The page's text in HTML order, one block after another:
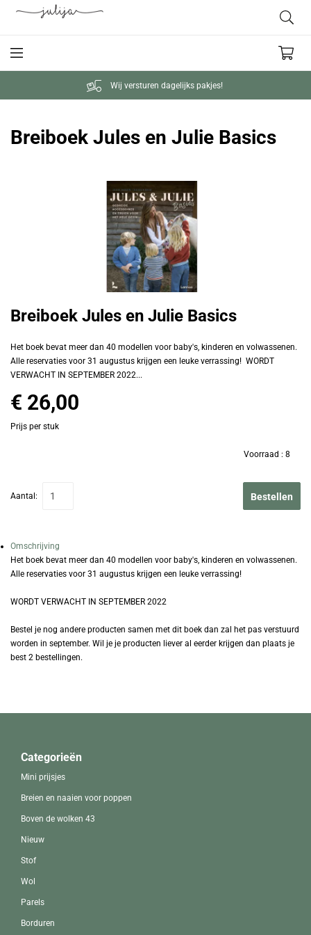
Wij versturen dagelijks pakjes!
Breiboek Jules en Julie Basics
Breiboek Jules en Julie Basics
Het boek bevat meer dan 40 modellen voor baby's, kinderen en volwassenen.
Alle reservaties voor 31 augustus krijgen een leuke verrassing! WORDT
VERWACHT IN SEPTEMBER 2022...
€ 26,00
Prijs per stuk
Voorraad : 8
Aantal: Bestellen
Omschrijving
Het boek bevat meer dan 40 modellen voor baby's, kinderen en volwassenen.
Alle reservaties voor 31 augustus krijgen een leuke verrassing!
WORDT VERWACHT IN SEPTEMBER 2022
Bestel je nog andere producten samen met dit boek dan zal het pas verstuurd
worden in september. Wil je je producten liever al eerder krijgen dan plaats je
best 2 bestellingen.
Categorieën
Mini prijsjes
Breien en naaien voor poppen
Boven de wolken 43
Nieuw
Stof
Wol
Parels
Borduren